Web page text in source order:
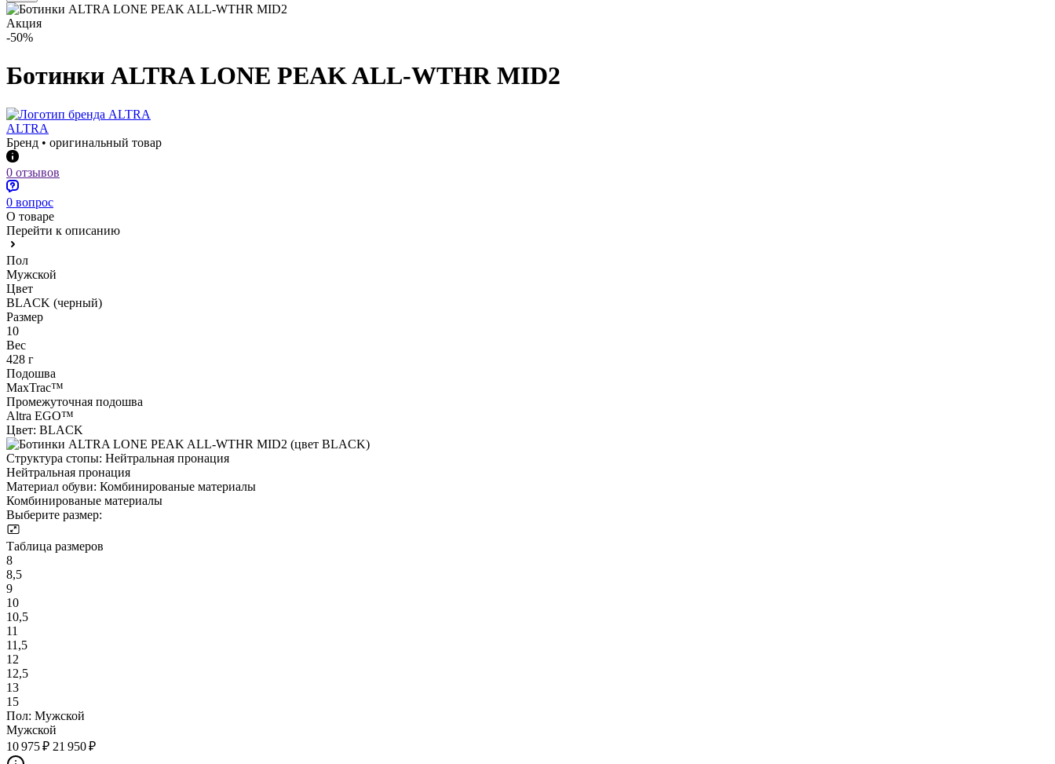
Акция
-50%
Ботинки ALTRA LONE PEAK ALL-WTHR MID2
ALTRA
Бренд • оригинальный товар
0 отзывов
0 вопрос
О товаре
Перейти к описанию
Пол
Мужской
Цвет
BLACK (черный)
Размер
10
Вес
428 г
Подошва
MaxTrac™
Промежуточная подошва
Altra EGO™
Цвет: BLACK
Структура стопы: Нейтральная пронация
Нейтральная пронация
Материал обуви: Комбинированые материалы
Комбинированые материалы
Выберите размер:
Таблица размеров
8
8,5
9
10
10,5
11
11,5
12
12,5
13
15
Пол: Мужской
Мужской
10 975 ₽ 21 950 ₽